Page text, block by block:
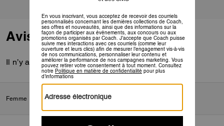
Avis
Il n’y a pas encore d’avis.
Femme Prêt-à-porter / Pulls et sweats à capuche